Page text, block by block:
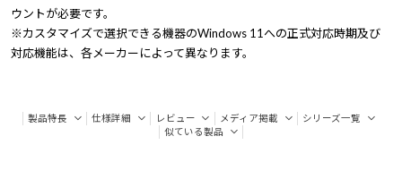
ウントが必要です。
※カスタマイズで選択できる機器のWindows 11への正式対応時期及び
対応機能は、各メーカーによって異なります。
製品特長 仕様詳細 レビュー メディア掲載
シリーズ一覧
似ている製品